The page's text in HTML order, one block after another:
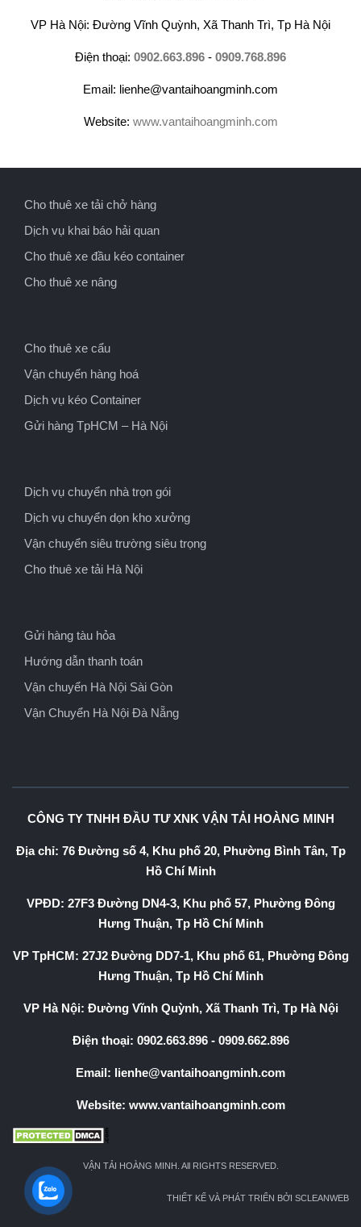
VP Hà Nội: Đường Vĩnh Quỳnh, Xã Thanh Trì, Tp Hà Nội
Điện thoại: 0902.663.896 - 0909.768.896
Email: lienhe@vantaihoangminh.com
Website: www.vantaihoangminh.com
Cho thuê xe tải chở hàng
Dịch vụ khai báo hải quan
Cho thuê xe đầu kéo container
Cho thuê xe nâng
Cho thuê xe cẩu
Vận chuyển hàng hoá
Dịch vụ kéo Container
Gửi hàng TpHCM – Hà Nội
Dịch vụ chuyển nhà trọn gói
Dịch vụ chuyển dọn kho xưởng
Vận chuyển siêu trường siêu trọng
Cho thuê xe tải Hà Nội
Gửi hàng tàu hỏa
Hướng dẫn thanh toán
Vận chuyển Hà Nội Sài Gòn
Vận Chuyển Hà Nội Đà Nẵng
CÔNG TY TNHH ĐẦU TƯ XNK VẬN TẢI HOÀNG MINH
Địa chỉ: 76 Đường số 4, Khu phố 20, Phường Bình Tân, Tp
Hồ Chí Minh
VPĐD: 27F3 Đường DN4-3, Khu phố 57, Phường Đông
Hưng Thuận, Tp Hồ Chí Minh
VP TpHCM: 27J2 Đường DD7-1, Khu phố 61, Phường Đông
Hưng Thuận, Tp Hồ Chí Minh
VP Hà Nội: Đường Vĩnh Quỳnh, Xã Thanh Trì, Tp Hà Nội
Điện thoại: 0902.663.896- 0909.662.896
Email: lienhe@vantaihoangminh.com
Website: www.vantaihoangminh.com
VẬN TẢI HOÀNG MINH. All RIGHTS RESERVED.
THIẾT KẾ VÀ PHÁT TRIỂN BỞI SCLEANWEB